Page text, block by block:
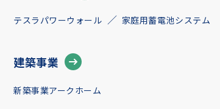
テスラパワーウォール 家庭用蓄電池システム
建築事業
新築事業アークホーム